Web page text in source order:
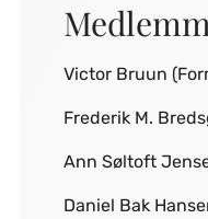
Victor Bruun
Frederik M.
Ann Søltoft
Daniel Bak